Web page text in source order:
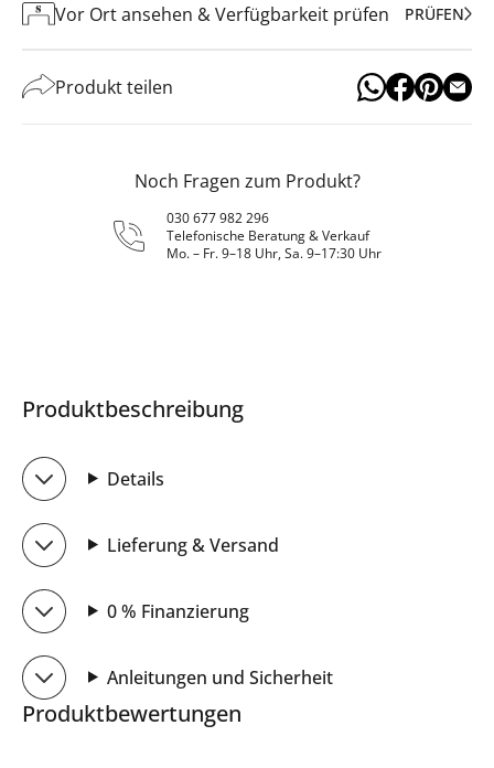
Vor Ort ansehen & Verfügbarkeit prüfen PRÜFEN
Produkt teilen
Noch Fragen zum Produkt?
030 677 982 296
Telefonische Beratung & Verkauf
Mo. – Fr. 9–18 Uhr, Sa. 9–17:30 Uhr
Produktbeschreibung
Details
Lieferung & Versand
0 % Finanzierung
Anleitungen und Sicherheit
Produktbewertungen